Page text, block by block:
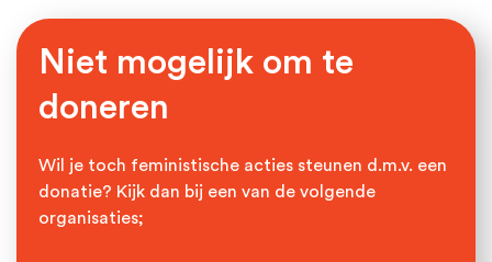
Niet mogelijk om te
doneren
Wil je toch feministische acties steunen d.m.v. een
donatie? Kijk dan bij een van de volgende
organisaties;